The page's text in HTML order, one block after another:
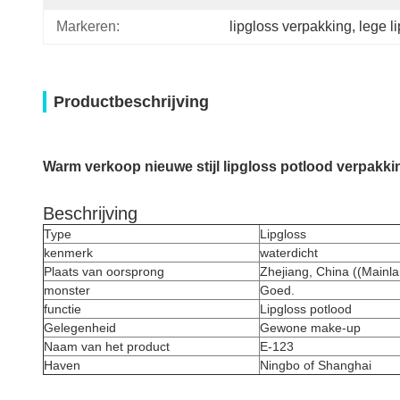
Markeren: lipgloss verpakking, lege
Productbeschrijving
Warm verkoop nieuwe stijl lipgloss potlood
Beschrijving
Type
Lipgloss
kenmerk
waterdicht
Plaats van oorsprong
Zhejiang, China
monster
Goed.
functie
Lipgloss potlood
Gelegenheid
Gewone make-up
Naam van het product
E-123
Haven
Ningbo of Shanghai